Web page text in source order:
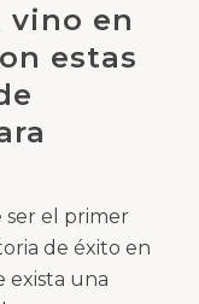
vino en
estas
el primer
de éxito en
exista una